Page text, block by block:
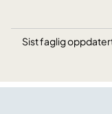
Sist faglig